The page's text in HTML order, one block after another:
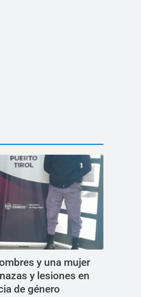
y una mujer
y lesiones en
de género